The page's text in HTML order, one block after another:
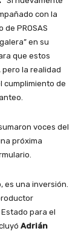
con la
PROSAS
en su
que estos
la realidad
cumplimiento de
voces del
próxima
es una inversión.
para el
Adrián